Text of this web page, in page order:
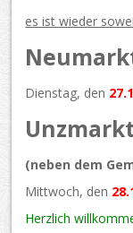
es ist wieder
Dienstag, den
(neben dem
Mittwoch, den
Herzlich